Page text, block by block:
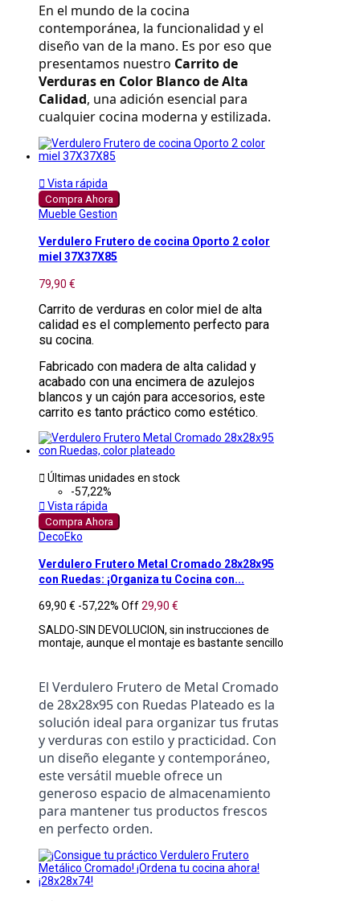
En el mundo de la cocina
contemporánea, la funcionalidad y el
diseño van de la mano. Es por eso que
presentamos nuestro Carrito de
Verduras en Color Blanco de Alta
Calidad, una adición esencial para
cualquier cocina moderna y estilizada.
 Vista rápida
Compra Ahora
Mueble Gestion
Verdulero Frutero de cocina Oporto 2 color
miel 37X37X85
79,90 €
Carrito de verduras en color miel de alta
calidad es el complemento perfecto para
su cocina.
Fabricado con madera de alta calidad y
acabado con una encimera de azulejos
blancos y un cajón para accesorios, este
carrito es tanto práctico como estético.
 Últimas unidades en stock
-57,22%
 Vista rápida
Compra Ahora
DecoEko
Verdulero Frutero Metal Cromado 28x28x95
con Ruedas: ¡Organiza tu Cocina con...
69,90 € -57,22% Off29,90 €
SALDO-SIN DEVOLUCION, sin instrucciones de
montaje, aunque el montaje es bastante sencillo
El Verdulero Frutero de Metal Cromado
de 28x28x95 con Ruedas Plateado es la
solución ideal para organizar tus frutas
y verduras con estilo y practicidad. Con
un diseño elegante y contemporáneo,
este versátil mueble ofrece un
generoso espacio de almacenamiento
para mantener tus productos frescos
en perfecto orden.